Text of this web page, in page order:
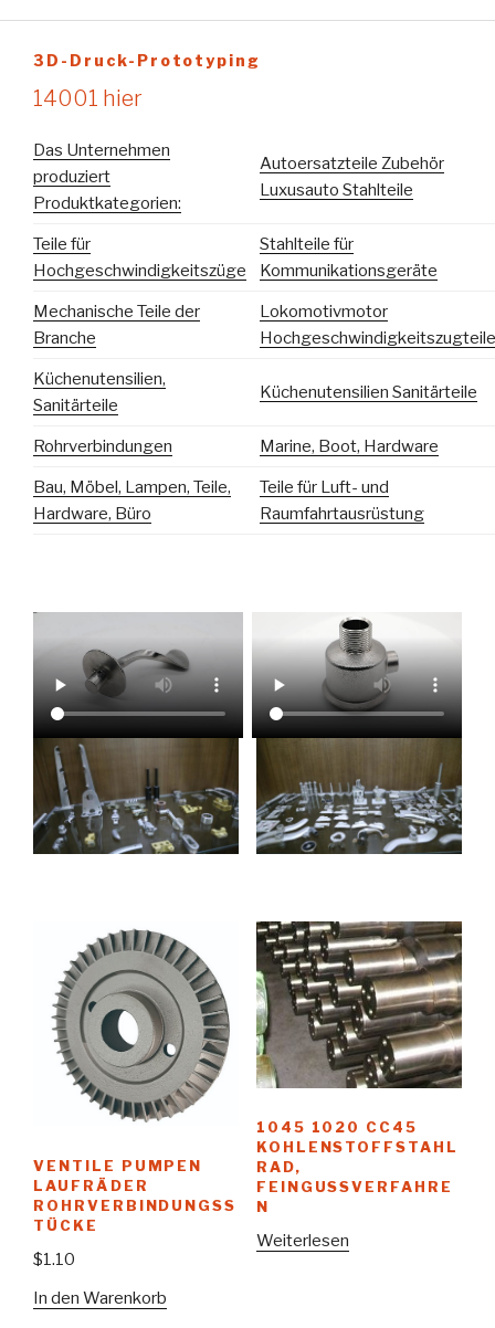
3D-Druck-Prototyping
14001 hier
Das Unternehmen
produziert
Produktkategorien:
Autoersatzteile Zubehör
Luxusauto Stahlteile
Teile für
Hochgeschwindigkeitszüge
Stahlteile für
Kommunikationsgeräte
Mechanische Teile der
Branche
Lokomotivmotor
Hochgeschwindigkeitszugteile
Küchenutensilien,
Sanitärteile
Küchenutensilien Sanitärteile
Rohrverbindungen Marine, Boot, Hardware
Bau, Möbel, Lampen, Teile,
Hardware, Büro
Teile für Luft- und
Raumfahrtausrüstung
VENTILE PUMPEN
LAUFRÄDER
ROHRVERBINDUNGSS
TÜCKE
$1.10
In den Warenkorb
1045 1020 CC45
KOHLENSTOFFSTAHL
RAD,
FEINGUSSVERFAHRE
N
Weiterlesen